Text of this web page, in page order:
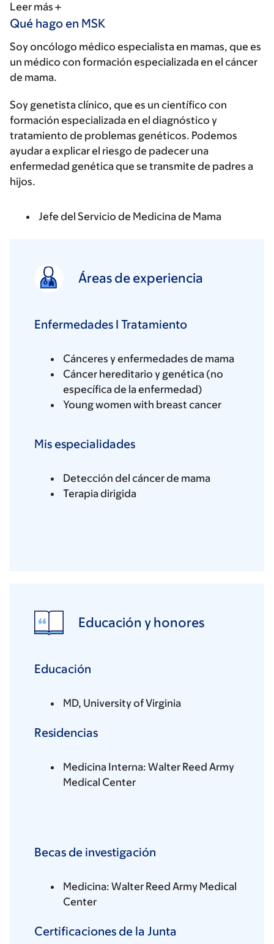
Leer más
Qué hago en MSK
Soy oncólogo médico especialista en mamas, que es
un médico con formación especializada en el cáncer
de mama.
Soy genetista clínico, que es un científico con
formación especializada en el diagnóstico y
tratamiento de problemas genéticos. Podemos
ayudar a explicar el riesgo de padecer una
enfermedad genética que se transmite de padres a
hijos.
Jefe del Servicio de Medicina de Mama
Áreas de experiencia
Enfermedades I Tratamiento
Cánceres y enfermedades de mama
Cáncer hereditario y genética (no
específica de la enfermedad)
Young women with breast cancer
Mis especialidades
Detección del cáncer de mama
Terapia dirigida
Educación y honores
Educación
MD, University of Virginia
Residencias
Medicina Interna: Walter Reed Army
Medical Center
Becas de investigación
Medicina: Walter Reed Army Medical
Center
Certificaciones de la Junta